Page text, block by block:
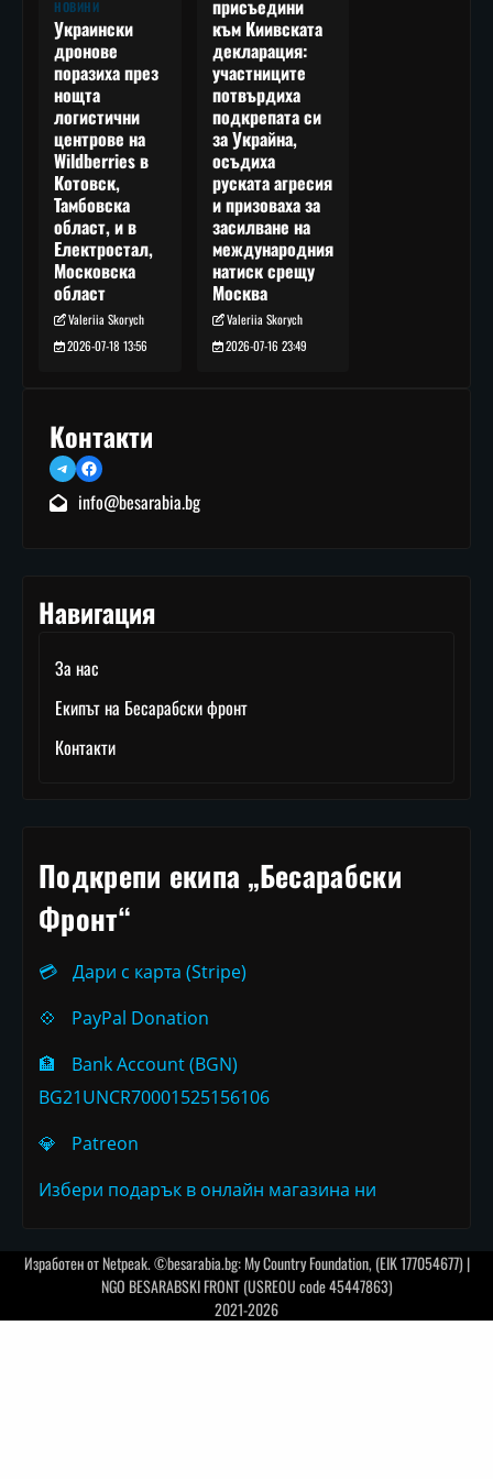
НОВИНИ
Украински
дронове
поразиха през
нощта
логистични
центрове на
Wildberries в
Котовск,
Тамбовска
област, и в
Електростал,
Московска
област
Valeriia Skorych
2026-07-18 13:56
присъедини
към Киивската
декларация:
участниците
потвърдиха
подкрепата си
за Украйна,
осъдиха
руската агресия
и призоваха за
засилване на
международния
натиск срещу
Москва
Valeriia Skorych
2026-07-16 23:49
Контакти
TelegramFacebook
info@besarabia.bg
Навигация
За нас
Екипът на Бесарабски фронт
Контакти
Подкрепи екипа „Бесарабски
Фронт“
💳
Дари с карта (Stripe)
💠
PayPal Donation
🏦
Bank Account (BGN)
BG21UNCR70001525156106
💎
Patreon
Избери подарък в онлайн магазина ни
Изработен отNetpeak. ©besarabia.bg: My Country Foundation, (EIK 177054677) |
NGO BESARABSKI FRONT (USREOU code 45447863)
2021-2026